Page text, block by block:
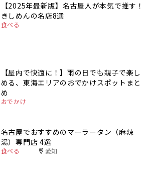
【2025年最新版】名古屋人が本気で推す！
きしめんの名店8選
食べる
【屋内で快適に！】雨の日でも親子で楽し
める、東海エリアのおでかけスポットまと
め
おでかけ
名古屋でおすすめのマーラータン（麻辣
湯）専門店 4選
食べる 愛知